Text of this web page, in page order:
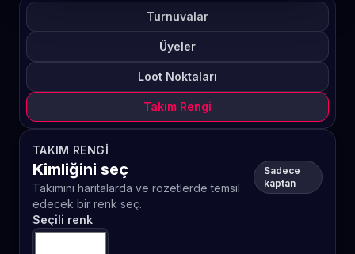
Turnuvalar
Üyeler
Loot Noktaları
Takım Rengi
TAKIM RENGI
Kimliğini seç
Takımını haritalarda ve rozetlerde temsil
edecek bir renk seç.
Sadece
kaptan
Seçili renk